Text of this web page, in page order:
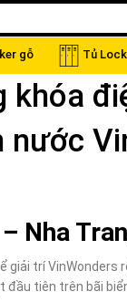
gỗ Tủ
khóa
nước
Nha
trí VinWonders
tiên trên bãi